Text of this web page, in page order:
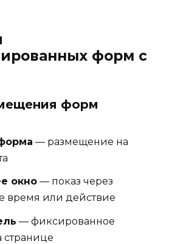
форм с
форм
— размещение на
окно — показ через
время или действие
— фиксированное
странице